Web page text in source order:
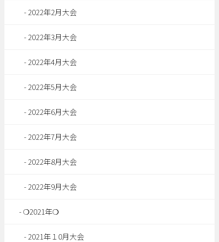
2022年2月大会
2022年3月大会
2022年4月大会
2022年5月大会
2022年6月大会
2022年7月大会
2022年8月大会
2022年9月大会
❍2021年❍
2021年１0月大会